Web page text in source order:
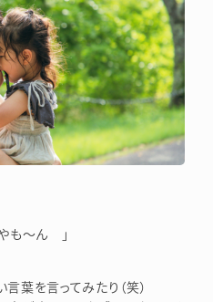
も～ん 」
葉を言ってみたり（笑）